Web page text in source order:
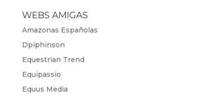
WEBS AMIGAS
Amazonas Españolas
Dpiphinson
Equestrian Trend
Equipassio
Equus Media